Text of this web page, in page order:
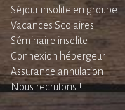
Séjour insolite en groupe
Vacances Scolaires
Séminaire insolite
Connexion hébergeur
Assurance annulation
Nous recrutons !